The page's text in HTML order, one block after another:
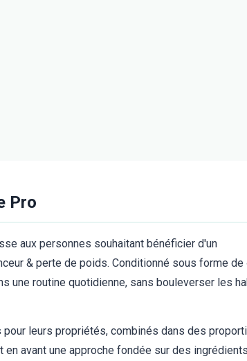
Pro
aux personnes souhaitant bénéficier d'un
& perte de poids. Conditionné sous forme de
une routine quotidienne, sans bouleverser les
leurs propriétés, combinés dans des
avant une approche fondée sur des ingrédients